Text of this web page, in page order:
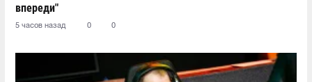
впереди"
5 часов назад 0 0